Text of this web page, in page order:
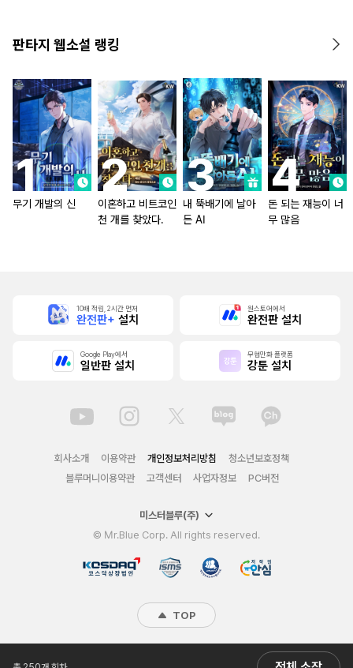
판타지 웹소설 랭킹
무기 개발의 신
이혼하고 비트코인
천 개를 찾았다.
내 뚝배기에 날아
든 AI
돈 되는 재능이 너
무 많음
10배 적립, 2시간 먼저
완전판+ 설치
원스토어에서
완전판 설치
Google Play에서
일반판 설치
무협만화 플랫폼
강툰 설치
회사소개 이용약관 개인정보처리방침
청소년보호정책
블루머니이용약관
고객센터 사업자정보 PC버전
미스터블루(주)
© Mr.Blue Corp. All rights reserved.
TOP